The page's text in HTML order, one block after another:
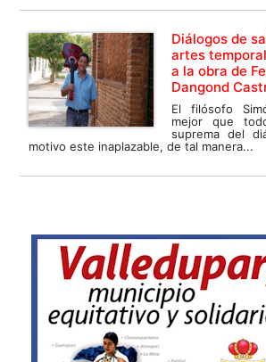
Diálogos de
artes
a la obra de
Dangond
El filósofo
mejor que
suprema del
motivo este inaplazable, de tal manera...